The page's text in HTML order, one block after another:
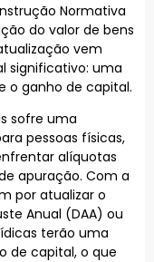
Normativa
do valor de bens
vem
significativo: uma
o ganho de capital.
sofre uma
pessoas físicas,
alíquotas
apuração. Com a
por atualizar o
Anual (DAA) ou
terão uma
de capital, o que